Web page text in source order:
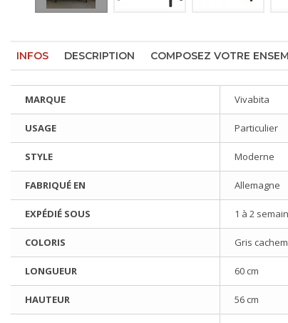
INFOS DESCRIPTION COMPOSEZ VOTRE
MARQUE Vivabita
USAGE Particulier
STYLE Moderne
FABRIQUÉ EN Allemagne
EXPÉDIÉ SOUS 1 à 2
COLORIS Gris
LONGUEUR 60 cm
HAUTEUR 56 cm